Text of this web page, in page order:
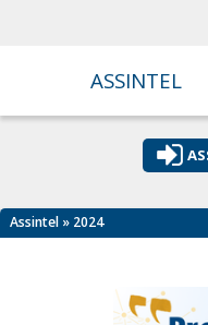
ASSINTEL
Assintel » 2024